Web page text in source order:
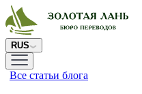
RUS
Все статьи блога